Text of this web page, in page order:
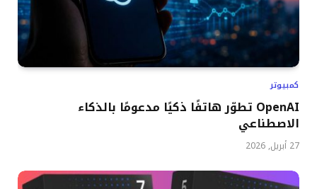
كمبيوتر
OpenAI تطوّر هاتفًا ذكيًا مدعومًا بالذكاء
الاصطناعي
27 أبريل, 2026